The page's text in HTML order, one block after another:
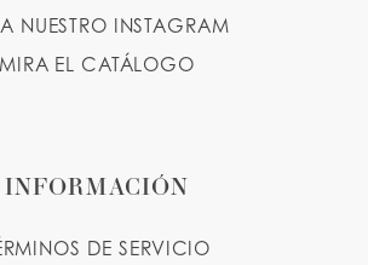
NUESTRO INSTAGRAM
MIRA EL CATÁLOGO
INFORMACIÓN
DE SERVICIO